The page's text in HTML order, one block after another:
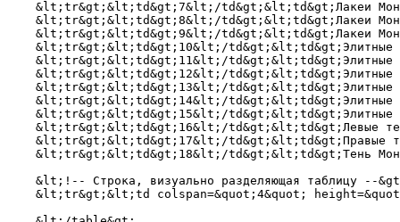
&lt;tr&gt;&lt;td&gt;7&lt;/td&gt;&lt;td&gt;Лакеи
&lt;tr&gt;&lt;td&gt;8&lt;/td&gt;&lt;td&gt;Лакеи
&lt;tr&gt;&lt;td&gt;9&lt;/td&gt;&lt;td&gt;Лакеи
&lt;tr&gt;&lt;td&gt;10&lt;/
&lt;tr&gt;&lt;td&gt;11&lt;/
&lt;tr&gt;&lt;td&gt;12&lt;/
&lt;tr&gt;&lt;td&gt;13&lt;/
&lt;tr&gt;&lt;td&gt;14&lt;/
&lt;tr&gt;&lt;td&gt;15&lt;/
&lt;tr&gt;&lt;td&gt;16&lt;/td&gt;&lt;td&gt;Левые
&lt;tr&gt;&lt;td&gt;17&lt;/td&gt;&lt;td&gt;Правые
&lt;tr&gt;&lt;td&gt;18&lt;/td&gt;&lt;td&gt;Тень
&lt;!-- Строка, визуально разделяющая таблицу --
&lt;tr&gt;&lt;td colspan=&quot;4&quot;